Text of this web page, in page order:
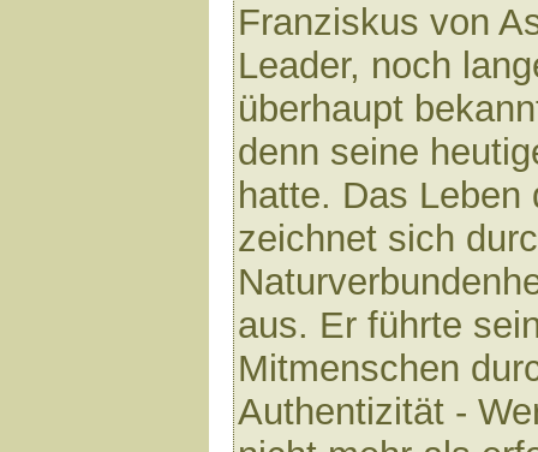
Franziskus von
Leader, noch
überhaupt
denn seine
hatte. Das
zeichnet sich
aus. Er führte
Mitmenschen
Authentizität -